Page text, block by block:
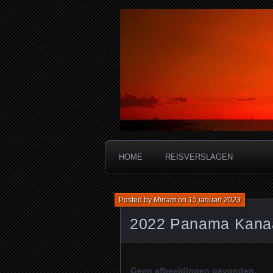
Miriam's
HOME REISVERSLAGEN
2022 Panama
Posted byMiriamon15 januari 2023
Geen afbeeldingen gevonden.